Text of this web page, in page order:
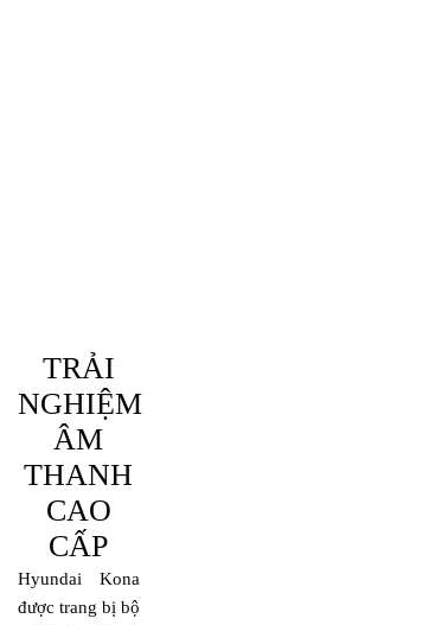
TRẢI
NGHIỆM
ÂM
THANH
CAO
CẤP
Hyundai Kona
được trang bị bộ